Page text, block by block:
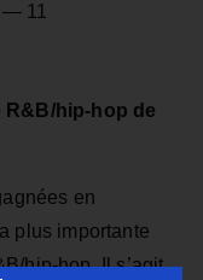
11
R&B/hip-hop de
en
plus importante
hip‑hop. Il s’agit